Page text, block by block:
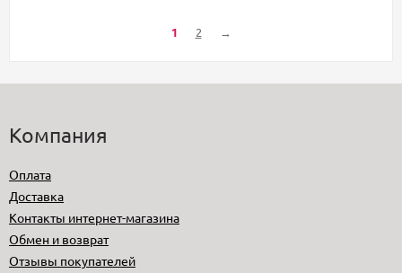
1 2 →
Компания
Оплата
Доставка
Контакты интернет-магазина
Обмен и возврат
Отзывы покупателей